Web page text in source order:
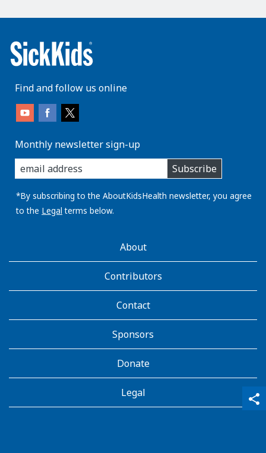
share
qr_code_scanner
content_copy
Find and follow us online
Monthly newsletter sign-up
enter
you
email
address:
Subscribe
*By subscribing to the AboutKidsHealth newsletter, you agree
to the Legal terms below.
AboutKidsHealthAbout
Contributors
Contact
Sponsors
Donate
Legal